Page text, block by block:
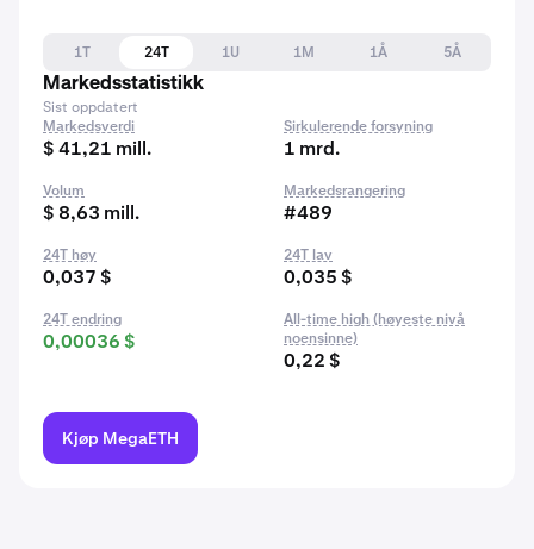
1T 24T 1U 1M 1Å
5Å
Markedsstatistikk
Sist oppdatert
Markedsverdi
$ 41,21 mill.
Sirkulerende forsyning
1 mrd.
Volum
$ 8,63 mill.
Markedsrangering
#489
24T høy
0,037 $
24T lav
0,035 $
24T endring
0,00036 $
All-time high (høyeste nivå
noensinne)
0,22 $
Kjøp MegaETH